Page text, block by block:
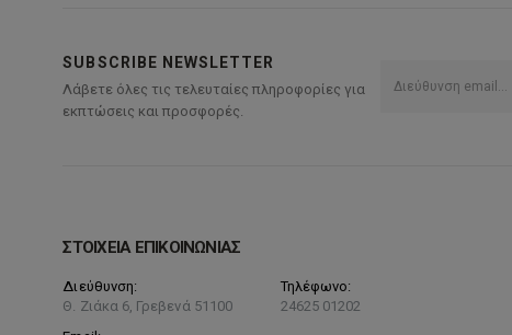
SUBSCRIBE NEWSLETTER
Λάβετε όλες τις τελευταίες πληροφορίες για
εκπτώσεις και προσφορές.
ΣΤΟΙΧΕΙΑ ΕΠΙΚΟΙΝΩΝΙΑΣ
Διεύθυνση:
Θ. Ζιάκα 6, Γρεβενά 51100
Τηλέφωνο:
24625 01202